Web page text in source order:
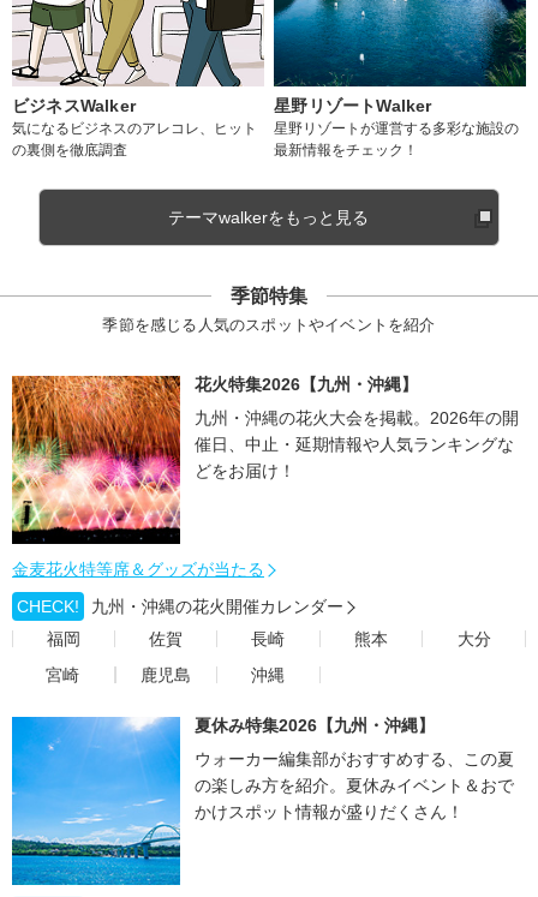
ビジネスWalker
気になるビジネスのアレコレ、ヒット
の裏側を徹底調査
星野リゾートWalker
星野リゾートが運営する多彩な施設の
最新情報をチェック！
テーマwalkerをもっと見る
季節特集
季節を感じる人気のスポットやイベントを紹介
花火特集2026【九州・沖縄】
九州・沖縄の花火大会を掲載。2026年の開
催日、中止・延期情報や人気ランキングな
どをお届け！
金麦花火特等席＆グッズが当たる
CHECK!
九州・沖縄の花火開催カレンダー
福岡
佐賀 長崎 熊本
大分
宮崎
鹿児島 沖縄
夏休み特集2026【九州・沖縄】
ウォーカー編集部がおすすめする、この夏
の楽しみ方を紹介。夏休みイベント＆おで
かけスポット情報が盛りだくさん！